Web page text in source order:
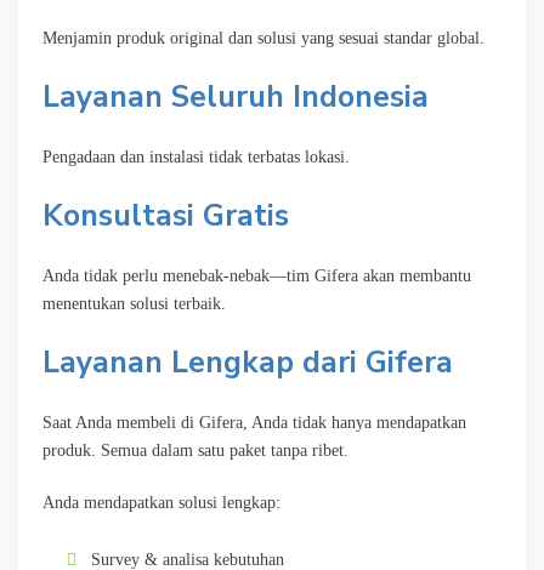
Menjamin produk original dan solusi yang sesuai standar global.
Layanan Seluruh Indonesia
Pengadaan dan instalasi tidak terbatas lokasi.
Konsultasi Gratis
Anda tidak perlu menebak-nebak—tim Gifera akan membantu
menentukan solusi terbaik.
Layanan Lengkap dari Gifera
Saat Anda membeli di Gifera, Anda tidak hanya mendapatkan
produk. Semua dalam satu paket tanpa ribet.
Anda mendapatkan solusi lengkap:
Survey & analisa kebutuhan